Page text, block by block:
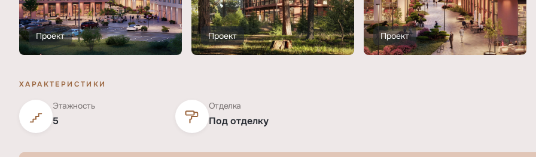
Проект Проект Проект
ХАРАКТЕРИСТИКИ
Этажность
5
Отделка
Под отделку